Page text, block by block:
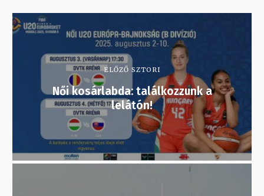
ELŐZŐ SZTORI
Női kosárlabda: találkozzunk a
lelátón!